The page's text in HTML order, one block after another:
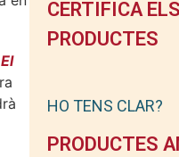
El
CERTIFICA ELS
PRODUCTES
HO TENS CLAR?
PRODUCTES